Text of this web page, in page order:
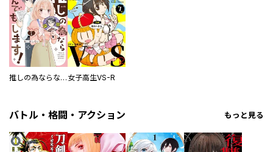
推しの為ならなんでもします！ 女子高生VS-R
バトル・格闘・アクション もっと見る